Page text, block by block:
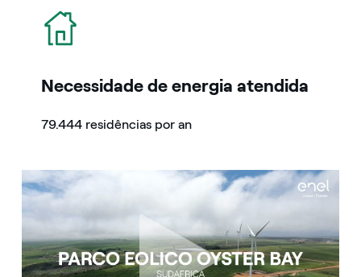
icon
Necessidade de energia atendida
79.444 residências por an